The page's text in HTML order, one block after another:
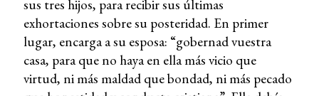
sus tres hijos, para recibir sus últimas
exhortaciones sobre su posteridad. En primer
lugar, encarga a su esposa: “gobernad vuestra
casa, para que no haya en ella más vicio que
virtud, ni más maldad que bondad, ni más pecado